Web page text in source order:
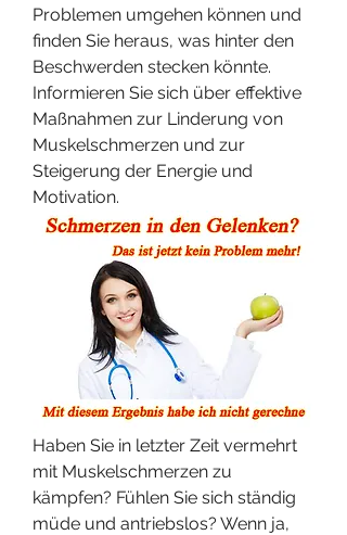
Problemen umgehen können und
finden Sie heraus, was hinter den
Beschwerden stecken könnte.
Informieren Sie sich über effektive
Maßnahmen zur Linderung von
Muskelschmerzen und zur
Steigerung der Energie und
Motivation.
Haben Sie in letzter Zeit vermehrt
mit Muskelschmerzen zu
kämpfen? Fühlen Sie sich ständig
müde und antriebslos? Wenn ja,